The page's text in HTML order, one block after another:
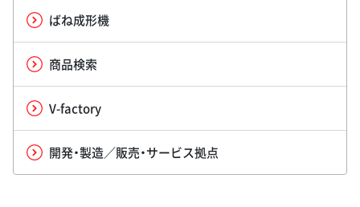
ばね成形機
商品検索
V-factory
開発・製造／販売・サービス拠点